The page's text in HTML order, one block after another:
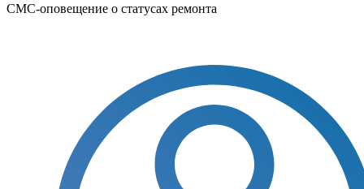
СМС-оповещение о статусах ремонта